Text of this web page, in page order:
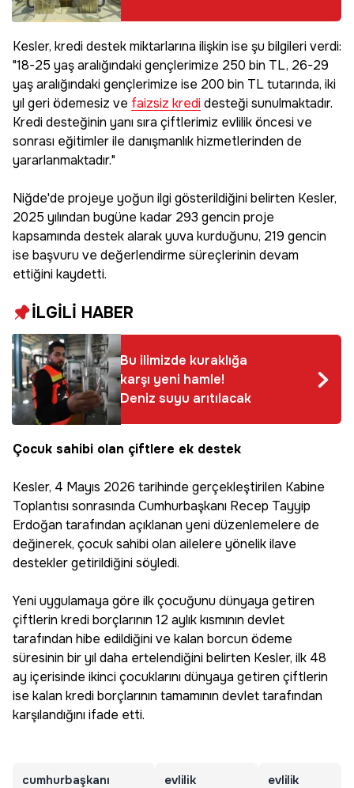
19 Haziran'da törenle
Kesler, kredi destek miktarlarına ilişkin ise şu bilgileri verdi:
"18-25 yaş aralığındaki gençlerimize 250 bin TL, 26-29
yaş aralığındaki gençlerimize ise 200 bin TL tutarında, iki
yıl geri ödemesiz ve faizsiz kredidesteği sunulmaktadır.
Kredi desteğinin yanı sıra çiftlerimiz evlilik öncesi ve
sonrası eğitimler ile danışmanlık hizmetlerinden de
yararlanmaktadır."
Niğde'de projeye yoğun ilgi gösterildiğini belirten Kesler,
2025 yılından bugüne kadar 293 gencin proje
kapsamında destek alarak yuva kurduğunu, 219 gencin
ise başvuru ve değerlendirme süreçlerinin devam
ettiğini kaydetti.
İLGİLİ HABER
Bu ilimizde kuraklığa
karşı yeni hamle!
Deniz suyu arıtılacak
Çocuk sahibi olan çiftlere ek destek
Kesler, 4 Mayıs 2026 tarihinde gerçekleştirilen Kabine
Toplantısı sonrasında Cumhurbaşkanı Recep Tayyip
Erdoğan tarafından açıklanan yeni düzenlemelere de
değinerek, çocuk sahibi olan ailelere yönelik ilave
destekler getirildiğini söyledi.
Yeni uygulamaya göre ilk çocuğunu dünyaya getiren
çiftlerin kredi borçlarının 12 aylık kısmının devlet
tarafından hibe edildiğini ve kalan borcun ödeme
süresinin bir yıl daha ertelendiğini belirten Kesler, ilk 48
ay içerisinde ikinci çocuklarını dünyaya getiren çiftlerin
ise kalan kredi borçlarının tamamının devlet tarafından
karşılandığını ifade etti.
cumhurbaşkanı evlilik evlilik